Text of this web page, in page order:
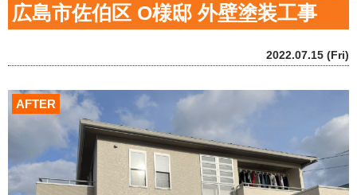
広島市佐伯区 O様邸 外壁塗装工事
2022.07.15 (Fri)
AFTER